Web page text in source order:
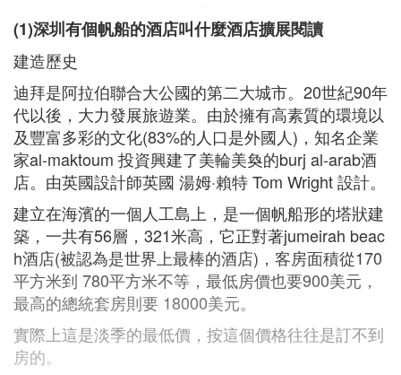
(1)深圳有個帆船的酒店叫什麼酒店擴展閱讀
建造歷史
迪拜是阿拉伯聯合大公國的第二大城市。20世紀90年
代以後，大力發展旅遊業。由於擁有高素質的環境以
及豐富多彩的文化(83%的人口是外國人)，知名企業
家al-maktoum 投資興建了美輪美奐的burj al-arab酒
店。由英國設計師英國 湯姆·賴特 Tom Wright 設計。
建立在海濱的一個人工島上，是一個帆船形的塔狀建
築，一共有56層，321米高，它正對著jumeirah beac
h酒店(被認為是世界上最棒的酒店)，客房面積從170
平方米到 780平方米不等，最低房價也要900美元，
最高的總統套房則要 18000美元。
實際上這是淡季的最低價，按這個價格往往是訂不到
房的。